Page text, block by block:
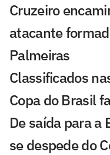
Cruzeiro
atacante
Palmeiras
Classificados
Copa do Brasil
De saída para a
se despede do